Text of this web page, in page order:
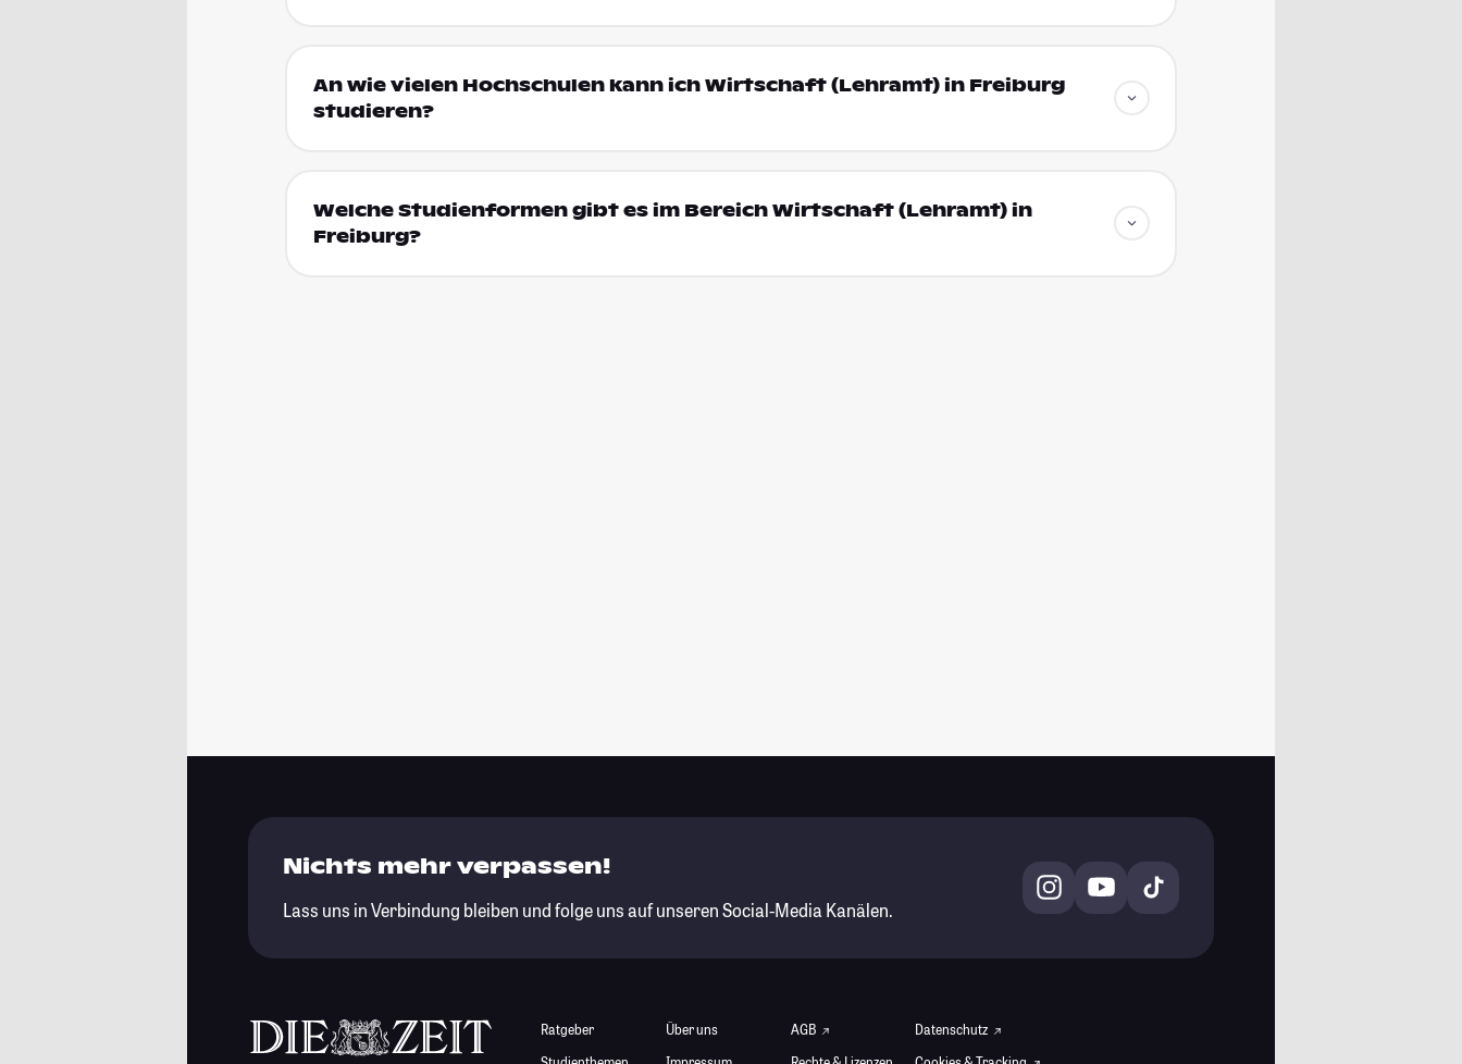
An wie vielen Hochschulen kann ich Wirtschaft (Lehramt) in Freiburg
studieren?
Welche Studienformen gibt es im Bereich Wirtschaft (Lehramt) in
Freiburg?
Nichts mehr verpassen!
Lass uns in Verbindung bleiben und folge uns auf unseren Social-Media Kanälen.
Ratgeber
Über uns
AGB
Datenschutz